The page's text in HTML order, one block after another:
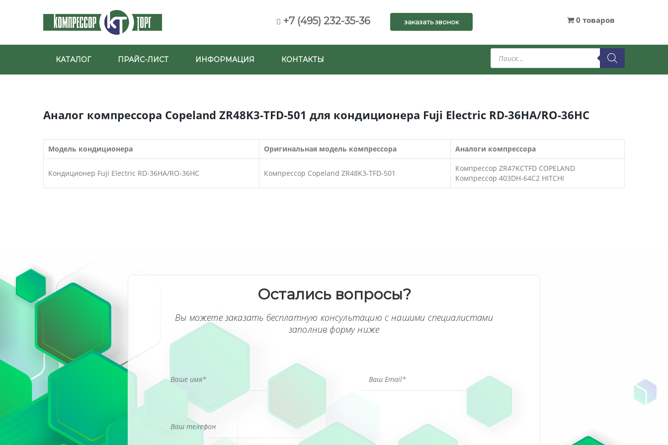
+7 (495) 232-35-36 заказать звонок 0 товаров
КАТАЛОГ ПРАЙС-ЛИСТ ИНФОРМАЦИЯ КОНТАКТЫ
Поиск
товаров
Аналог компрессора Copeland ZR48K3-TFD-501 для кондиционера Fuji Electric RD-36HA/RO-36HC
Модель кондиционера Оригинальная модель компрессора Аналоги компрессора
Кондиционер Fuji Electric RD-36HA/RO-36HC Компрессор Copeland ZR48K3-TFD-501
Компрессор ZR47KCTFD COPELAND
Компрессор 403DH-64C2 HITCHI
Остались вопросы?
Вы можете заказать бесплатную консультацию с нашими специалистами
заполнив форму ниже